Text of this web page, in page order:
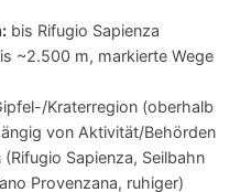
bis Rifugio Sapienza
~2.500 m, markierte Wege
Kraterregion (oberhalb
von Aktivität/Behörden
(Rifugio Sapienza, Seilbahn
Provenzana, ruhiger)